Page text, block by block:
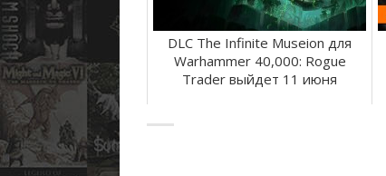
DLC The Infinite Museion для
Warhammer 40,000: Rogue
Trader выйдет 11 июня